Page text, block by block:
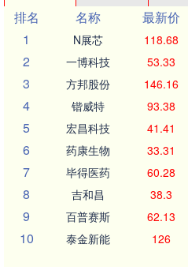
排名
名称 最新价
1
N展芯 118.68
2 一博科技 53.33
3 方邦股份 146.16
4 锴威特 93.38
5 宏昌科技 41.41
6 药康生物 33.31
7 毕得医药 60.28
8 吉和昌 38.3
9 百普赛斯 62.13
10 泰金新能 126